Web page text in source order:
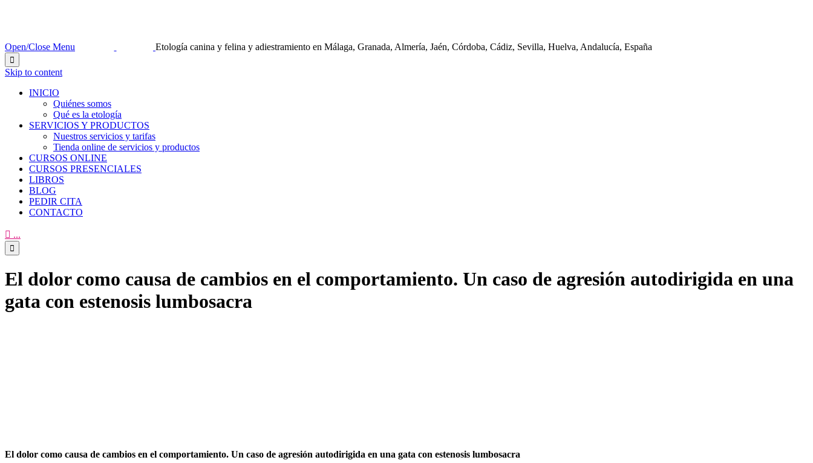
Open/Close Menu Etología canina y felina y adiestramiento en Málaga, Granada, Almería, Jaén, Córdoba, Cádiz, Sevilla, Huelva, Andalucía, España

Skip to content
INICIO
Quiénes somos
Qué es la etología
SERVICIOS Y PRODUCTOS
Nuestros servicios y tarifas
Tienda online de servicios y productos
CURSOS ONLINE
CURSOS PRESENCIALES
LIBROS
BLOG
PEDIR CITA
CONTACTO
 ...

El dolor como causa de cambios en el comportamiento. Un caso de agresión autodirigida en una
gata con estenosis lumbosacra
El dolor como causa de cambios en el comportamiento. Un caso de agresión autodirigida en una gata con estenosis lumbosacra